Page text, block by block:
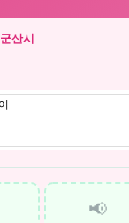
군산시
📢